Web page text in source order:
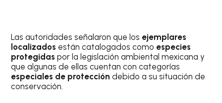
Las autoridades señalaron que los ejemplares
localizados están catalogados como especies
protegidas por la legislación ambiental mexicana y
que algunas de ellas cuentan con categorías
especiales de protección debido a su situación de
conservación.